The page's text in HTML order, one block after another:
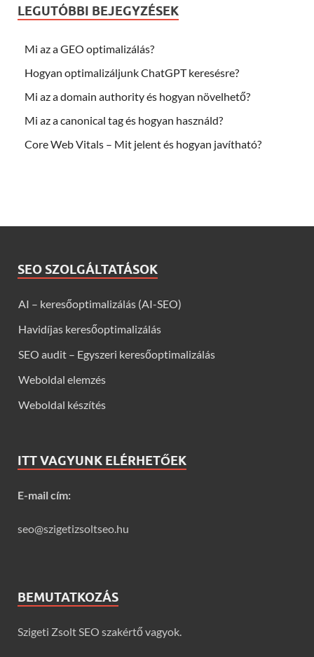
LEGUTÓBBI BEJEGYZÉSEK
Mi az a GEO optimalizálás?
Hogyan optimalizáljunk ChatGPT keresésre?
Mi az a domain authority és hogyan növelhető?
Mi az a canonical tag és hogyan használd?
Core Web Vitals – Mit jelent és hogyan javítható?
SEO SZOLGÁLTATÁSOK
AI – keresőoptimalizálás (AI-SEO)
Havidíjas keresőoptimalizálás
SEO audit – Egyszeri keresőoptimalizálás
Weboldal elemzés
Weboldal készítés
ITT VAGYUNK ELÉRHETŐEK
E-mail cím:
seo@szigetizsoltseo.hu
BEMUTATKOZÁS
Szigeti Zsolt SEO szakértő vagyok.